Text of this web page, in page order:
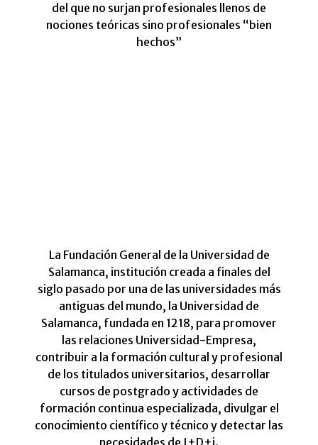
del que no surjan profesionales llenos de
nociones teóricas sino profesionales “bien
hechos”
La Fundación General de la Universidad de
Salamanca, institución creada a finales del
siglo pasado por una de las universidades más
antiguas del mundo, la Universidad de
Salamanca, fundada en 1218, para promover
las relaciones Universidad-Empresa,
contribuir a la formación cultural y profesional
de los titulados universitarios, desarrollar
cursos de postgrado y actividades de
formación continua especializada, divulgar el
conocimiento científico y técnico y detectar las